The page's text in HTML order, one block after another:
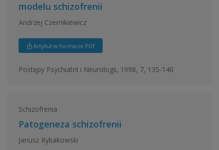
modelu schizofrenii
Andrzej Czernikiewicz
Artykuł w formacie PDF
Postępy Psychiatrii i Neurologii, 1998, 7, 135-140
Schizofrenia
Patogeneza schizofrenii
Janusz Rybakowski